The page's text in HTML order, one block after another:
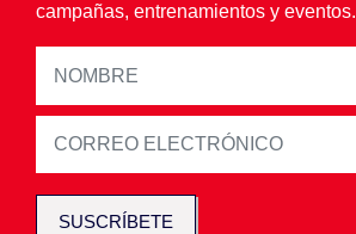
campañas, entrenamientos y eventos.
SUSCRÍBETE